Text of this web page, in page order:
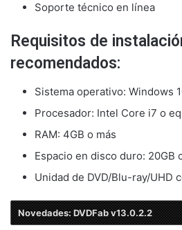
Soporte técnico en línea
Requisitos de
recomendados:
Sistema operativo: Windows
Procesador: Intel Core i7 o
RAM: 4GB o más
Espacio en disco duro: 20GB
Unidad de DVD/Blu-ray/UHD
Novedades: DVDFab v13.0.2.2